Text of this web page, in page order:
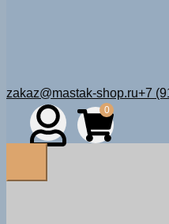
zakaz@mastak-shop.ru+7
0